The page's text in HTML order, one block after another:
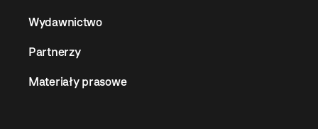
Wydawnictwo
Partnerzy
Materiały prasowe